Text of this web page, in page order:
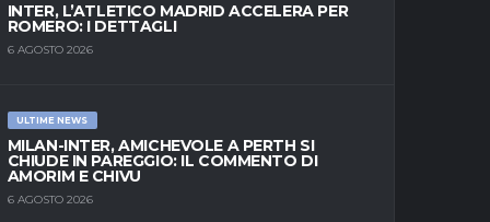
INTER, L’ATLETICO MADRID ACCELERA PER
ROMERO: I DETTAGLI
6 AGOSTO 2026
ULTIME NEWS
MILAN-INTER, AMICHEVOLE A PERTH SI
CHIUDE IN PAREGGIO: IL COMMENTO DI
AMORIM E CHIVU
6 AGOSTO 2026